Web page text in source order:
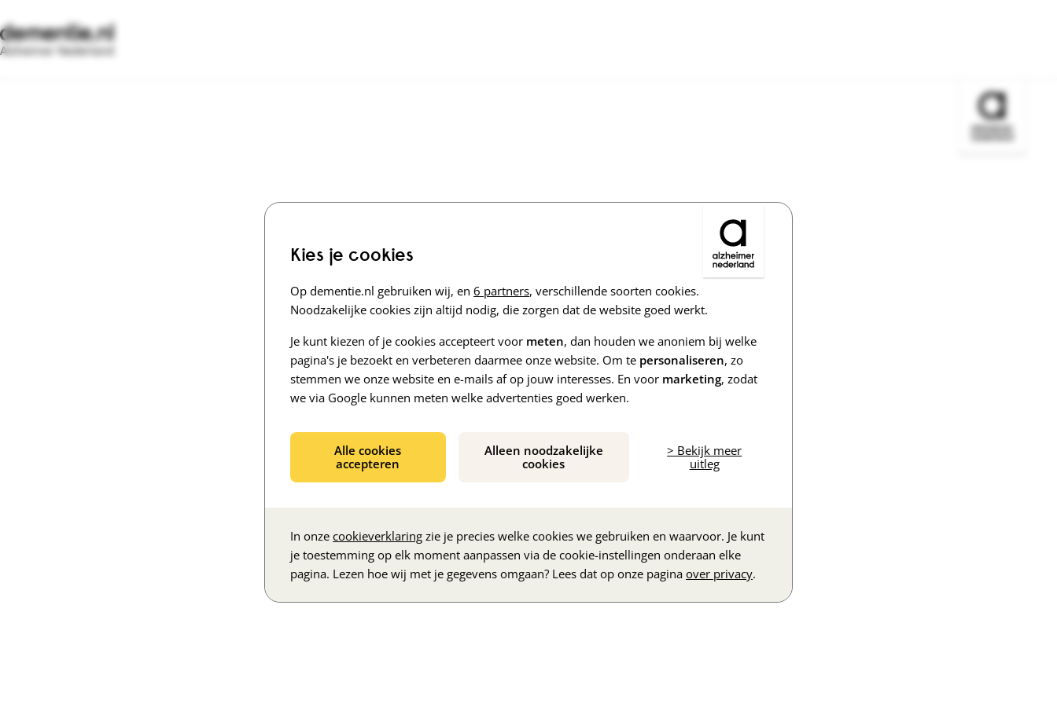
Kies je cookies
Op dementie.nl gebruiken wij, en 6 partners, verschillende soorten cookies.
Noodzakelijke cookies zijn altijd nodig, die zorgen dat de website goed werkt.
Je kunt kiezen of je cookies accepteert voor meten, dan houden we anoniem bij welke
pagina's je bezoekt en verbeteren daarmee onze website. Om te personaliseren, zo
stemmen we onze website en e-mails af op jouw interesses. En voor marketing, zodat
we via Google kunnen meten welke advertenties goed werken.
Alle cookies
accepteren
Alleen noodzakelijke
cookies
> Bekijk meer
uitleg
In onze cookieverklaring zie je precies welke cookies we gebruiken en waarvoor. Je kunt
je toestemming op elk moment aanpassen via de cookie-instellingen onderaan elke
pagina. Lezen hoe wij met je gegevens omgaan? Lees dat op onze pagina over privacy.
Alzheimer Nederland
Bezoek de